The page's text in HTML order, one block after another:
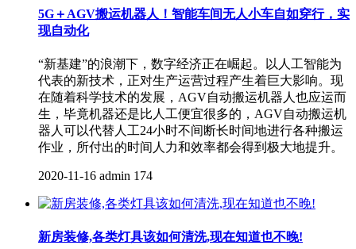
5G＋AGV搬运机器人！智能车间无人小车自如穿行，实
现自动化
“新基建”的浪潮下，数字经济正在崛起。以人工智能为
代表的新技术，正对生产运营过程产生着巨大影响。现
在随着科学技术的发展，AGV自动搬运机器人也应运而
生，毕竟机器还是比人工便宜很多的，AGV自动搬运机
器人可以代替人工24小时不间断长时间地进行各种搬运
作业，所付出的时间人力和效率都会得到极大地提升。
2020-11-16 admin 174
新房装修,各类灯具该如何清洗,现在知道也不晚!